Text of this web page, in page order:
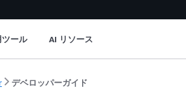
ール AI リソース
デベロッパーガイド